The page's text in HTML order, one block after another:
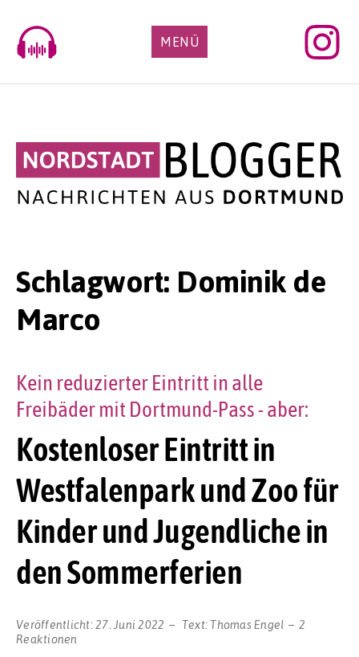
content
MENÜ
Schlagwort: Dominik de
Marco
Kostenloser Eintritt in
Westfalenpark und Zoo für
Kinder und Jugendliche in
den Sommerferien
Kein reduzierter Eintritt in alle
Freibäder mit Dortmund-Pass - aber:
Veröffentlicht:27. Juni 2022 Text:Thomas Engel
2
Reaktionen